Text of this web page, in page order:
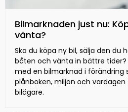
Bilmarknaden just nu:
vänta?
Ska du köpa ny bil, sälja den du
båten och vänta in bättre tider?
med en bilmarknad i förändring
plånboken, miljön och vardagen
bilägare.